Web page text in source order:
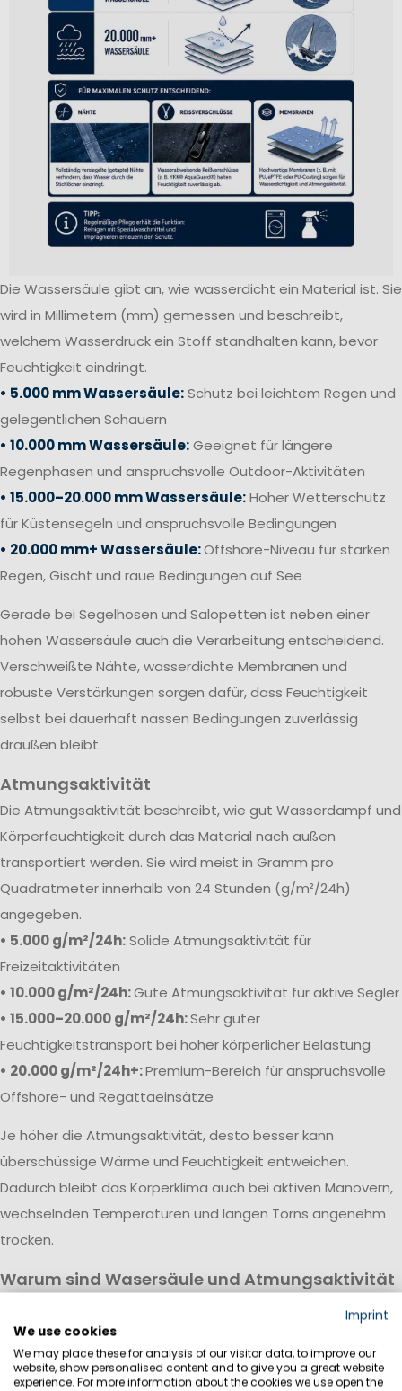
Die Wassersäule gibt an, wie wasserdicht ein Material ist. Sie
wird in Millimetern (mm) gemessen und beschreibt,
welchem Wasserdruck ein Stoff standhalten kann, bevor
Feuchtigkeit eindringt.
• 5.000 mm Wassersäule:Schutz bei leichtem Regen und
gelegentlichen Schauern
• 10.000 mm Wassersäule:Geeignet für längere
Regenphasen und anspruchsvolle Outdoor-Aktivitäten
• 15.000–20.000 mm Wassersäule:Hoher Wetterschutz
für Küstensegeln und anspruchsvolle Bedingungen
• 20.000 mm+ Wassersäule:Offshore-Niveau für starken
Regen, Gischt und raue Bedingungen auf See
Gerade bei Segelhosen und Salopetten ist neben einer
hohen Wassersäule auch die Verarbeitung entscheidend.
Verschweißte Nähte, wasserdichte Membranen und
robuste Verstärkungen sorgen dafür, dass Feuchtigkeit
selbst bei dauerhaft nassen Bedingungen zuverlässig
draußen bleibt.
Atmungsaktivität
Die Atmungsaktivität beschreibt, wie gut Wasserdampf und
Körperfeuchtigkeit durch das Material nach außen
transportiert werden. Sie wird meist in Gramm pro
Quadratmeter innerhalb von 24 Stunden (g/m²/24h)
angegeben.
• 5.000 g/m²/24h:Solide Atmungsaktivität für
Freizeitaktivitäten
• 10.000 g/m²/24h:Gute Atmungsaktivität für aktive Segler
• 15.000–20.000 g/m²/24h:Sehr guter
Feuchtigkeitstransport bei hoher körperlicher Belastung
• 20.000 g/m²/24h+:Premium-Bereich für anspruchsvolle
Offshore- und Regattaeinsätze
Je höher die Atmungsaktivität, desto besser kann
überschüssige Wärme und Feuchtigkeit entweichen.
Dadurch bleibt das Körperklima auch bei aktiven Manövern,
wechselnden Temperaturen und langen Törns angenehm
trocken.
Warum sind Wasersäule und Atmungsaktivität
Eine hochwertige Segeljackbekleidung vereint hohe
Wasserdichtigkeit mit guter Atmungsaktivität. Während die
Wassersäule vor Regen, Wind und Gischt schützt, sorgt die
Imprint
We use cookies
We may place these for analysis of our visitor data, to improve our
website, show personalised content and to give you a great website
experience. For more information about the cookies we use open the